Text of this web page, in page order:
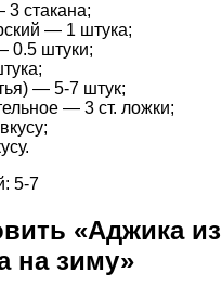
стакана;
— 1 штука;
0.5 штуки;
— 5-7 штук;
— 3 ст. ложки;
5-7
«Аджика из
на зиму»